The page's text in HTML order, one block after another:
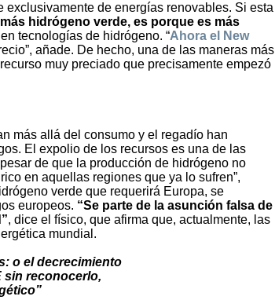
exclusivamente de energías renovables. Si esta
hidrógeno verde, es porque es más
tecnologías de hidrógeno. “Ahora el New
añade. De hecho, una de las maneras más
muy preciado que precisamente empezó
más allá del consumo y el regadío han
El expolio de los recursos es una de las
de que la producción de hidrógeno no
en aquellas regiones que ya lo sufren”,
verde que requerirá Europa, se
europeos. “Se parte de la asunción falsa de
, dice el físico, que afirma que, actualmente, las
mundial.
o el decrecimiento
sin reconocerlo,